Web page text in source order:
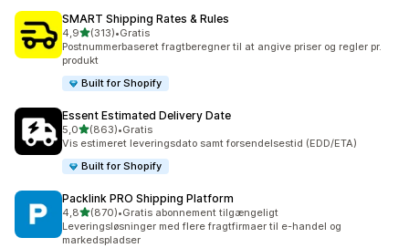
SMART Shipping Rates & Rules
4,9ud af 5 stjerner
(313)
313 anmeldelser i alt
•Gratis
Postnummerbaseret fragtberegner til at angive priser og regler pr.
produkt
Built for Shopify
Essent Estimated Delivery Date
5,0ud af 5 stjerner
(863)
863 anmeldelser i alt
•Gratis
Vis estimeret leveringsdato samt forsendelsestid (EDD/ETA)
Built for Shopify
Packlink PRO Shipping Platform
4,8ud af 5 stjerner
(870)
870 anmeldelser i alt
•Gratis abonnement tilgængeligt
Leveringsløsninger med flere fragtfirmaer til e-handel og
markedspladser